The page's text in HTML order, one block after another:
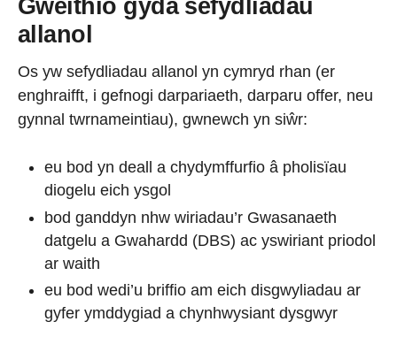
Gweithio gyda sefydliadau
allanol
Os yw sefydliadau allanol yn cymryd rhan (er
enghraifft, i gefnogi darpariaeth, darparu offer, neu
gynnal twrnameintiau), gwnewch yn siŵr:
eu bod yn deall a chydymffurfio â pholisïau
diogelu eich ysgol
bod ganddyn nhw wiriadau’r Gwasanaeth
datgelu a Gwahardd (DBS) ac yswiriant priodol
ar waith
eu bod wedi’u briffio am eich disgwyliadau ar
gyfer ymddygiad a chynhwysiant dysgwyr